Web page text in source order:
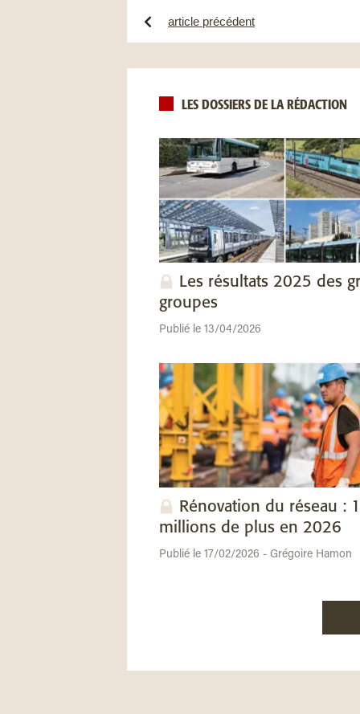
article précédent
LES DOSSIERS DE LA RÉDACTION
Les résultats 2025 des
groupes
Publié le 13/04/2026
Rénovation du réseau :
millions de plus en 2026
Publié le 17/02/2026 - Grégoire Hamon